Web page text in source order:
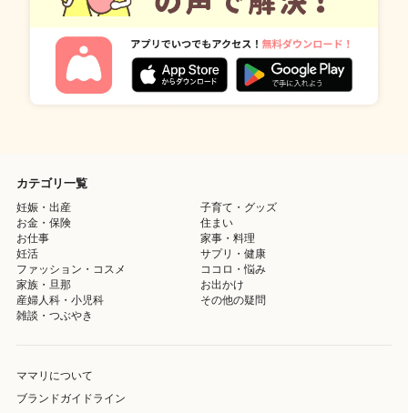
カテゴリ一覧
妊娠・出産
子育て・グッズ
お金・保険
住まい
お仕事
家事・料理
妊活
サプリ・健康
ファッション・コスメ
ココロ・悩み
家族・旦那
お出かけ
産婦人科・小児科
その他の疑問
雑談・つぶやき
ママリについて
ブランドガイドライン